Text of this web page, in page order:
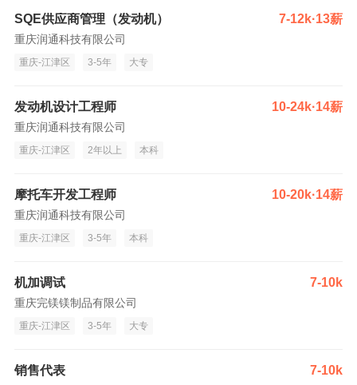
SQE供应商管理（发动机） 7-12k·13薪
重庆润通科技有限公司
重庆-江津区 3-5年 大专
发动机设计工程师 10-24k·14薪
重庆润通科技有限公司
重庆-江津区 2年以上 本科
摩托车开发工程师 10-20k·14薪
重庆润通科技有限公司
重庆-江津区 3-5年 本科
机加调试 7-10k
重庆完镁镁制品有限公司
重庆-江津区 3-5年 大专
销售代表 7-10k